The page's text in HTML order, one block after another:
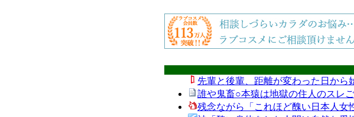
先輩と後輩、距離が変わった日から
誰や鬼畜○本猿は地獄の住人のスレ
残念ながら「これほど醜い日本人女